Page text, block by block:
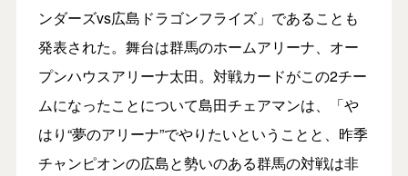
ンダーズvs広島ドラゴンフライズ」であることも
発表された。舞台は群馬のホームアリーナ、オー
プンハウスアリーナ太田。対戦カードがこの2チー
ムになったことについて島田チェアマンは、「や
はり“夢のアリーナ”でやりたいということと、昨季
チャンピオンの広島と勢いのある群馬の対戦は非